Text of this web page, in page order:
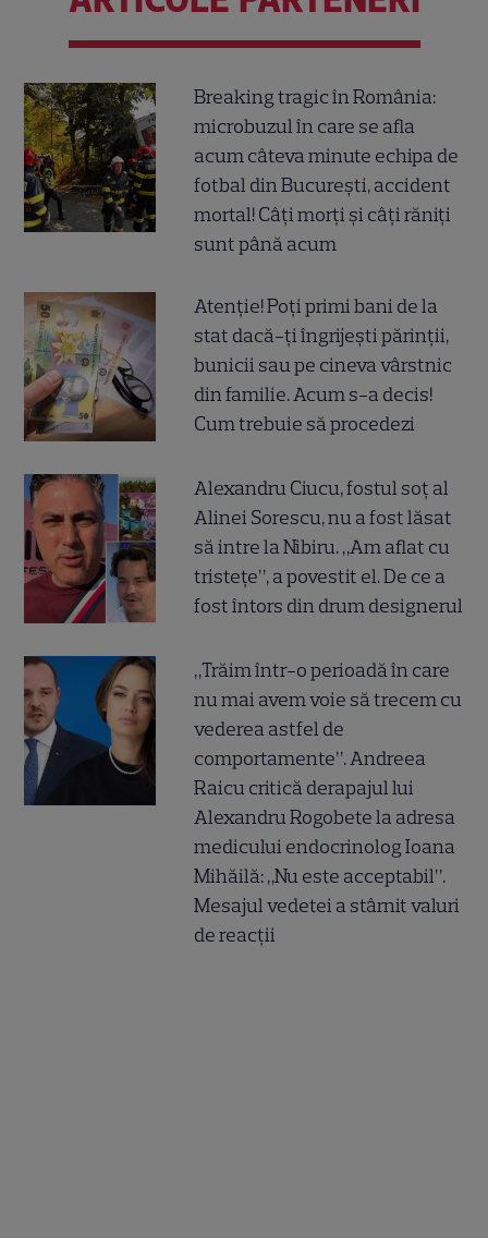
Breaking tragic în România:
microbuzul în care se afla
acum câteva minute echipa de
fotbal din București, accident
mortal! Câți morți și câți răniți
sunt până acum
Atenție! Poți primi bani de la
stat dacă-ți îngrijești părinții,
bunicii sau pe cineva vârstnic
din familie. Acum s-a decis!
Cum trebuie să procedezi
Alexandru Ciucu, fostul soț al
Alinei Sorescu, nu a fost lăsat
să intre la Nibiru. „Am aflat cu
tristețe”, a povestit el. De ce a
fost întors din drum designerul
„Trăim într-o perioadă în care
nu mai avem voie să trecem cu
vederea astfel de
comportamente”. Andreea
Raicu critică derapajul lui
Alexandru Rogobete la adresa
medicului endocrinolog Ioana
Mihăilă: „Nu este acceptabil”.
Mesajul vedetei a stârnit valuri
de reacții